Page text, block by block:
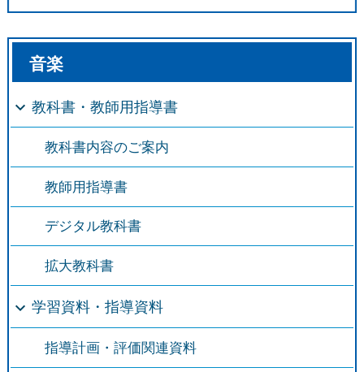
音楽
教科書・教師用指導書
教科書内容のご案内
教師用指導書
デジタル教科書
拡大教科書
学習資料・指導資料
指導計画・評価関連資料